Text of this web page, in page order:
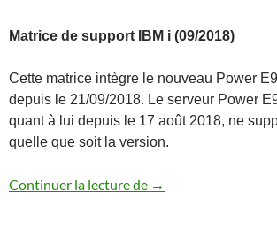
Matrice de support IBM i (09/2018)
Cette matrice intègre le nouveau Power
depuis le 21/09/2018. Le serveur Power
quant à lui depuis le 17 août 2018, ne
quelle que soit la version.
Continuer la lecture de Matrice de support
→